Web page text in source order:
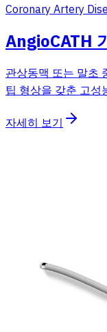
Coronary Artery
AngioCATH
관상동맥 또는 말초
팁 형상을 갖춘 고성
자세히 보기